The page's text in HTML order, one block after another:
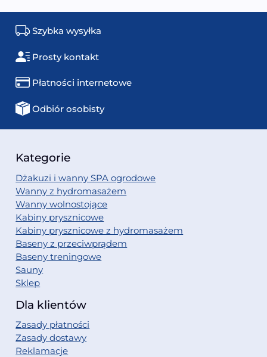
Szybka wysyłka
Prosty kontakt
Płatności internetowe
Odbiór osobisty
Kategorie
Dżakuzi i wanny SPA ogrodowe
Wanny z hydromasażem
Wanny wolnostojące
Kabiny prysznicowe
Kabiny prysznicowe z hydromasażem
Baseny z przeciwprądem
Baseny treningowe
Sauny
Sklep
Dla klientów
Zasady płatności
Zasady dostawy
Reklamacje